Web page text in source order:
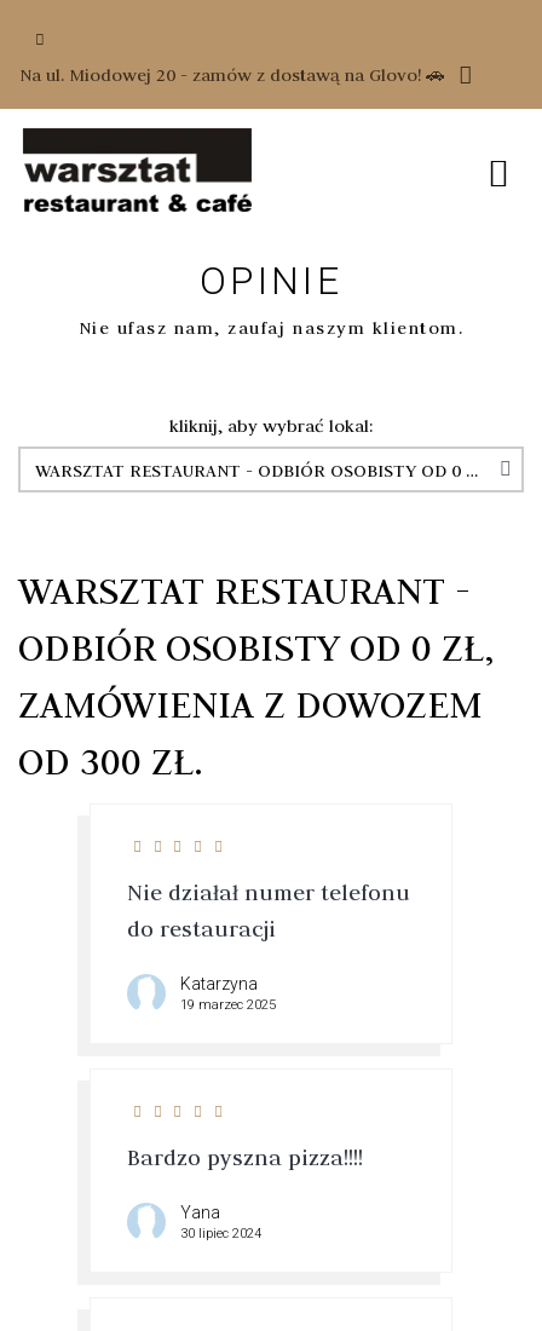
Na ul. Miodowej 20 - zamów z dostawą na Glovo! 🚗
OPINIE
Nie ufasz nam, zaufaj naszym klientom.
kliknij, aby wybrać lokal:
WARSZTAT RESTAURANT -
ODBIÓR OSOBISTY OD 0 ZŁ,
ZAMÓWIENIA Z DOWOZEM
OD 300 ZŁ.
Nie działał numer telefonu
do restauracji
Katarzyna
19 marzec 2025
Bardzo pyszna pizza!!!!
Yana
30 lipiec 2024